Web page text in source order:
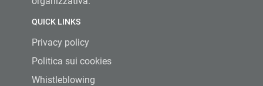
QUICK LINKS
Privacy policy
Politica sui cookies
Whistleblowing